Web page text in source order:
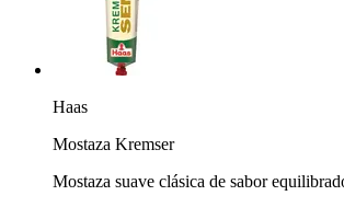
Haas
Mostaza Kremser
Mostaza suave clásica de sabor